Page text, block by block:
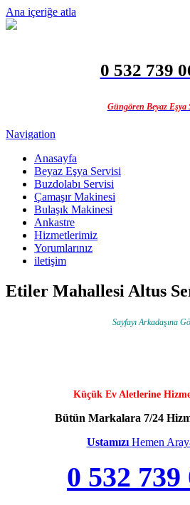
Ana içeriğe atla
0 532 739
Güngören Beyaz Eşya
Navigation
Anasayfa
Beyaz Eşya Servisi
Buzdolabı Servisi
Çamaşır Makinesi
Bulaşık Makinesi
Ankastre
Hizmetlerimiz
Yorumlarınız
iletişim
Etiler Mahallesi Altus
Sayfayı Arkadaşına
Küçük Ev Aletlerine
Bütün Markalara 7/24
Ustamızı Hemen
0 532 739